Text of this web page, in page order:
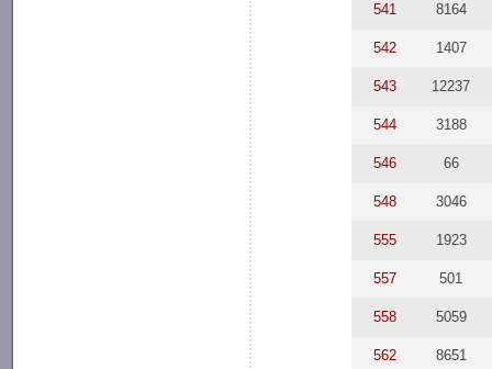
541 8164
542 1407
543 12237
544 3188
546 66
548 3046
555 1923
557 501
558 5059
562 8651